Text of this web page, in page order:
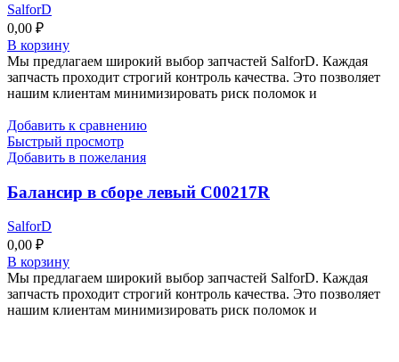
SalforD
0,00 ₽
В корзину
Мы предлагаем широкий выбор запчастей SalforD. Каждая
запчасть проходит строгий контроль качества. Это позволяет
нашим клиентам минимизировать риск поломок и
Добавить к сравнению
Быстрый просмотр
Добавить в пожелания
Балансир в сборе левый C00217R
SalforD
0,00 ₽
В корзину
Мы предлагаем широкий выбор запчастей SalforD. Каждая
запчасть проходит строгий контроль качества. Это позволяет
нашим клиентам минимизировать риск поломок и